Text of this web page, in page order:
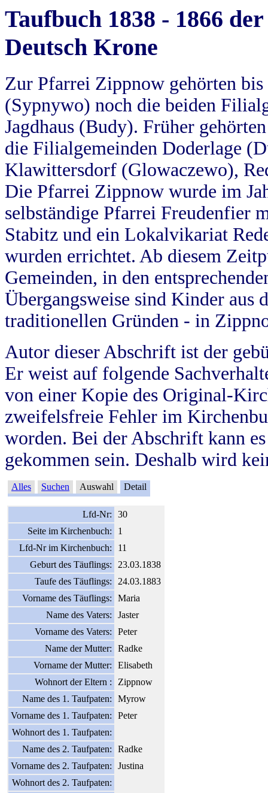
Taufbuch 1838 - 1866
Deutsch Krone
Zur Pfarrei Zippnow gehörten
(Sypnywo) noch die beiden
Jagdhaus (Budy). Früher
die Filialgemeinden Doderlage
Klawittersdorf (Glowaczewo),
Die Pfarrei Zippnow wurde im
selbständige Pfarrei Freudenfier
Stabitz und ein Lokalvikariat
wurden errichtet. Ab diesem
Gemeinden, in den
Übergangsweise sind Kinder aus
traditionellen Gründen - in
Autor dieser Abschrift ist der
Er weist auf folgende
von einer Kopie des Original-
zweifelsfreie Fehler im
worden. Bei der Abschrift kann
gekommen sein. Deshalb wird
Alles Suchen Auswahl Detail
Lfd-Nr:
30
Seite im Kirchenbuch:
1
Lfd-Nr im Kirchenbuch:
11
Geburt des Täuflings:
23.03.1838
Taufe des Täuflings:
24.03.1883
Vorname des Täuflings:
Maria
Name des Vaters:
Jaster
Vorname des Vaters:
Peter
Name der Mutter:
Radke
Vorname der Mutter:
Elisabeth
Wohnort der Eltern :
Zippnow
Name des 1. Taufpaten:
Myrow
Vorname des 1. Taufpaten:
Peter
Wohnort des 1. Taufpaten:
Name des 2. Taufpaten:
Radke
Vorname des 2. Taufpaten:
Justina
Wohnort des 2. Taufpaten: